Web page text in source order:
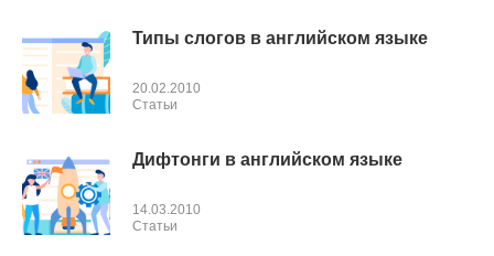
Типы слогов в английском языке
20.02.2010
Cтатьи
Дифтонги в английском языке
14.03.2010
Cтатьи